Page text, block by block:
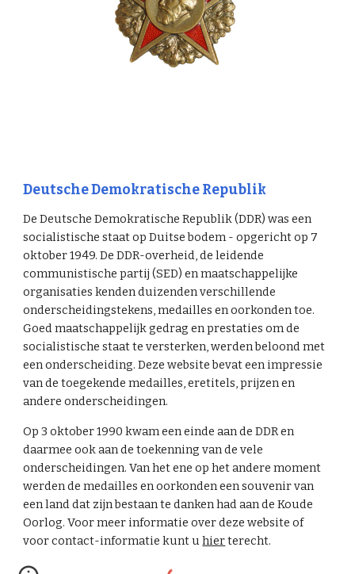
Deutsche Demokratische Republik
De Deutsche Demokratische Republik (DDR) was een
socialistische staat op Duitse bodem - opgericht op 7
oktober 1949. De DDR-overheid, de leidende
communistische partij (SED) en maatschappelijke
organisaties kenden duizenden verschillende
onderscheidingstekens, medailles en oorkonden toe.
Goed maatschappelijk gedrag en prestaties om de
socialistische staat te versterken, werden beloond met
een onderscheiding. Deze website bevat een impressie
van de toegekende medailles, eretitels, prijzen en
andere onderscheidingen.
Op 3 oktober 1990 kwam een einde aan de DDR en
daarmee ook aan de toekenning van de vele
onderscheidingen. Van het ene op het andere moment
werden de medailles en oorkonden een souvenir van
een land dat zijn bestaan te danken had aan de Koude
Oorlog. Voor meer informatie over deze website of
voor contact-informatie kunt uhierterecht.